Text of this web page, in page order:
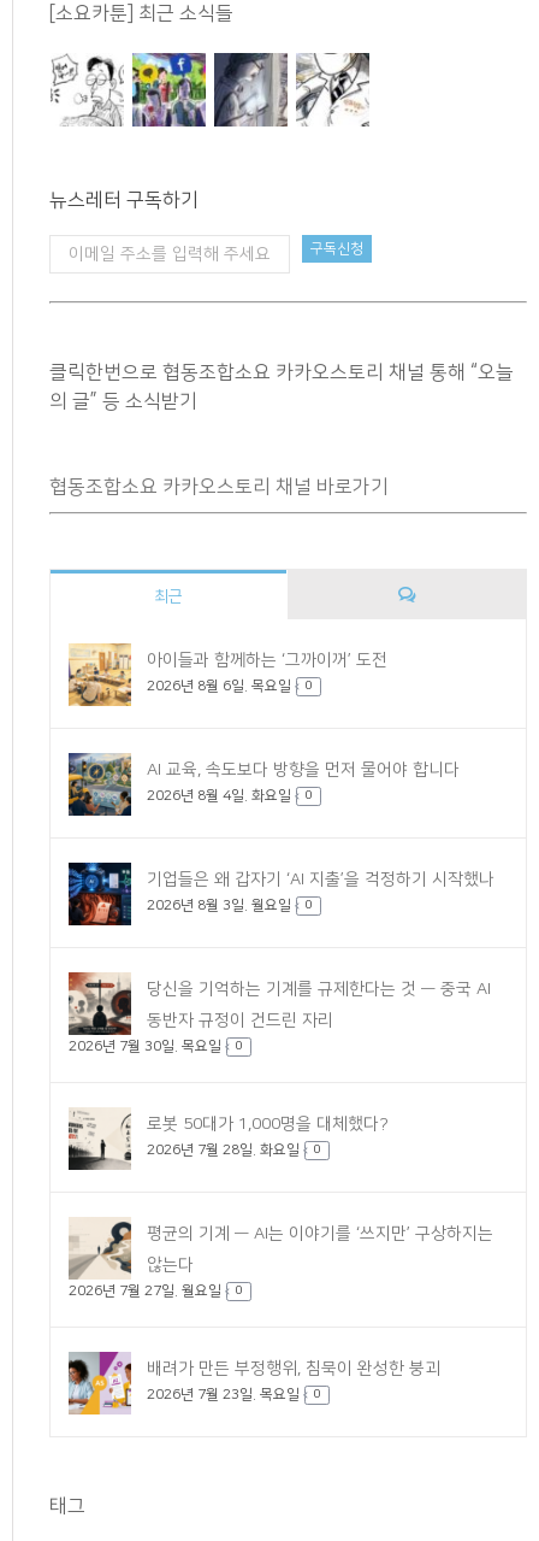
[소요카툰] 최근 소식들
뉴스레터 구독하기
클릭한번으로 협동조합소요 카카오스토리 채널 통해 “오늘
의 글” 등 소식받기
협동조합소요 카카오스토리 채널 바로가기
최근
아이들과 함께하는 ‘그까이꺼’ 도전
2026년 8월 6일. 목요일 0
AI 교육, 속도보다 방향을 먼저 물어야 합니다
2026년 8월 4일. 화요일 0
기업들은 왜 갑자기 ‘AI 지출’을 걱정하기 시작했나
2026년 8월 3일. 월요일 0
당신을 기억하는 기계를 규제한다는 것 — 중국 AI
동반자 규정이 건드린 자리
2026년 7월 30일. 목요일 0
로봇 50대가 1,000명을 대체했다?
2026년 7월 28일. 화요일 0
평균의 기계 — AI는 이야기를 ‘쓰지만’ 구상하지는
않는다
2026년 7월 27일. 월요일 0
배려가 만든 부정행위, 침묵이 완성한 붕괴
2026년 7월 23일. 목요일 0
태그